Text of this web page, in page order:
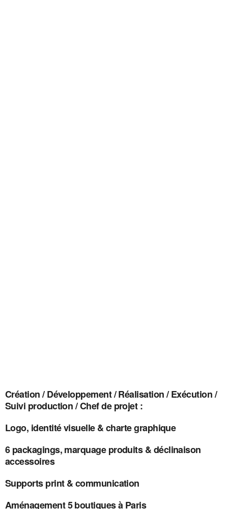
Création / Développement / Réalisation / Exécution /
Suivi production / Chef de projet :
Logo, identité visuelle & charte graphique
6 packagings, marquage produits & déclinaison
accessoires
Supports print & communication
Aménagement 5 boutiques à Paris